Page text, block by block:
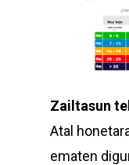
Zailtasun
Atal
ematen